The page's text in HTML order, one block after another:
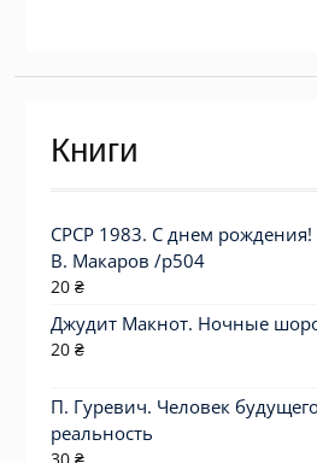
Книги
СРСР 1983. С днем
В. Макаров /р504
20 ₴
Джудит Макнот. Ночные
20 ₴
П. Гуревич. Человек
реальность
30 ₴